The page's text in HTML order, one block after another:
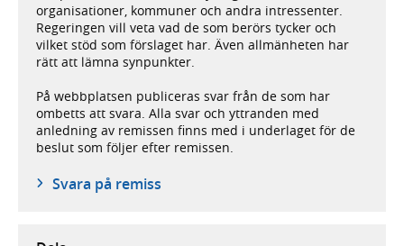
organisationer, kommuner och andra intressenter.
Regeringen vill veta vad de som berörs tycker och
vilket stöd som förslaget har. Även allmänheten har
rätt att lämna synpunkter.
På webbplatsen publiceras svar från de som har
ombetts att svara. Alla svar och yttranden med
anledning av remissen finns med i underlaget för de
beslut som följer efter remissen.
Svara på remiss